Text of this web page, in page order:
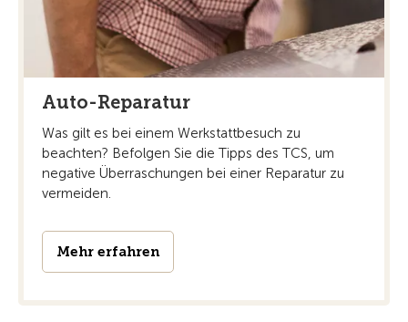
Auto-Reparatur
Was gilt es bei einem Werkstattbesuch zu
beachten? Befolgen Sie die Tipps des TCS, um
negative Überraschungen bei einer Reparatur zu
vermeiden.
Mehr erfahren